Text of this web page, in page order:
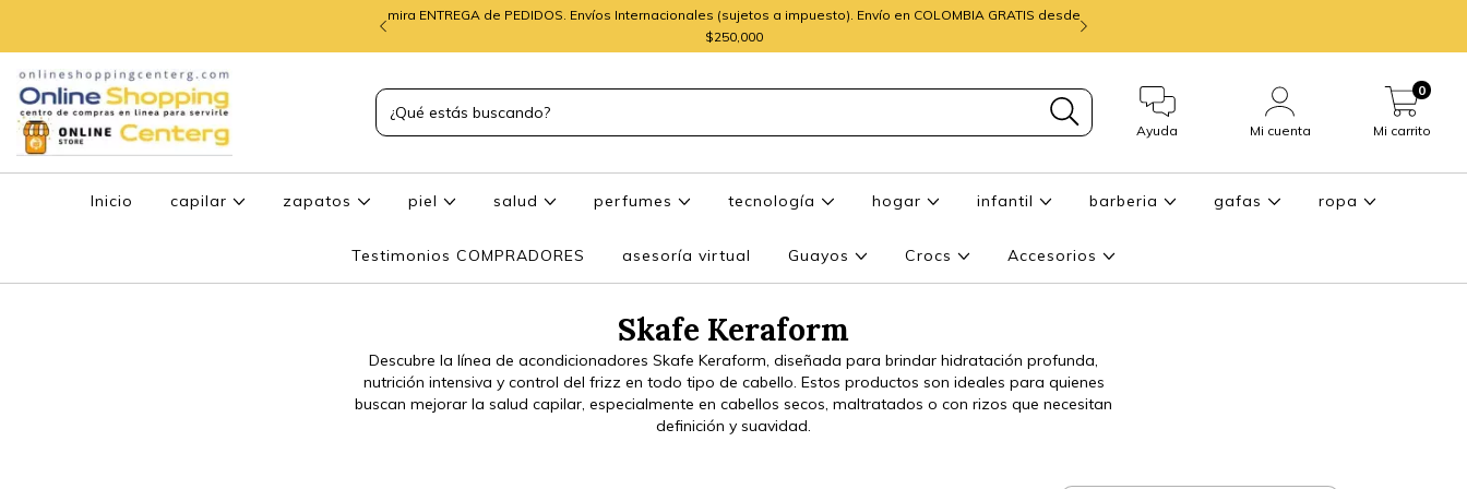
mira ENTREGA de PEDIDOS. Envíos Internacionales (sujetos a impuesto). Envío en COLOMBIA GRATIS desde
$250,000
Ayuda Mi cuenta Mi carrito
0
Inicio capilar zapatos piel salud perfumes tecnología hogar infantil barberia gafas ropa
Testimonios COMPRADORES asesoría virtual Guayos Crocs Accesorios
Skafe Keraform
Descubre la línea de acondicionadores Skafe Keraform, diseñada para brindar hidratación profunda,
nutrición intensiva y control del frizz en todo tipo de cabello. Estos productos son ideales para quienes
buscan mejorar la salud capilar, especialmente en cabellos secos, maltratados o con rizos que necesitan
definición y suavidad.